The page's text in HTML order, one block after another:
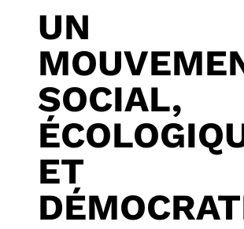
UN
SOCIAL,
ET